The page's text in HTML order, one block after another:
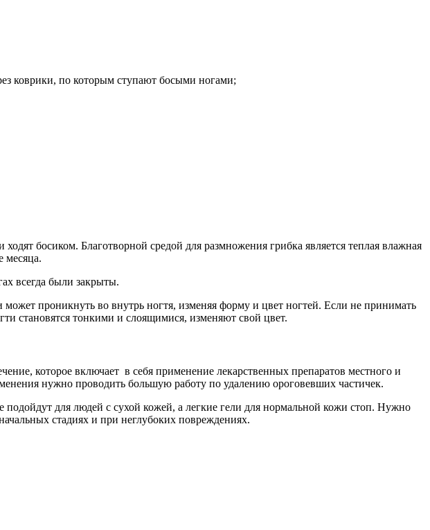
коврики, по которым ступают босыми ногами;
босиком. Благотворной средой для размножения грибка является теплая влажная
месяца.
всегда были закрыты.
проникнуть во внутрь ногтя, изменяя форму и цвет ногтей. Если не принимать
становятся тонкими и слоящимися, изменяют свой цвет.
которое включает в себя применение лекарственных препаратов местного и
нужно проводить большую работу по удалению ороговевших частичек.
для людей с сухой кожей, а легкие гели для нормальной кожи стоп. Нужно
стадиях и при неглубоких повреждениях.